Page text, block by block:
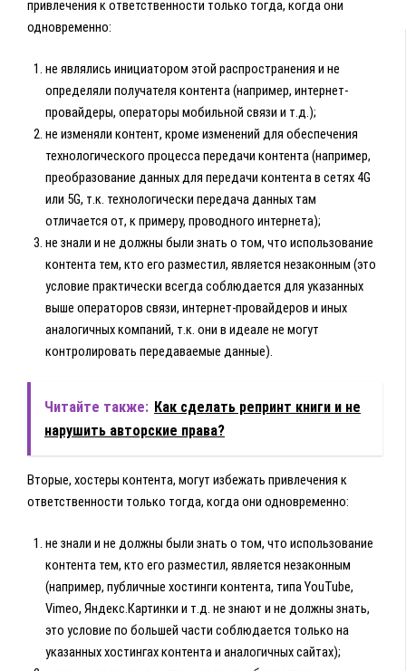
привлечения к ответственности только тогда, когда они
одновременно:
не являлись инициатором этой распространения и не
определяли получателя контента (например, интернет-
провайдеры, операторы мобильной связи и т.д.);
не изменяли контент, кроме изменений для обеспечения
технологического процесса передачи контента (например,
преобразование данных для передачи контента в сетях 4G
или 5G, т.к. технологически передача данных там
отличается от, к примеру, проводного интернета);
не знали и не должны были знать о том, что использование
контента тем, кто его разместил, является незаконным (это
условие практически всегда соблюдается для указанных
выше операторов связи, интернет-провайдеров и иных
аналогичных компаний, т.к. они в идеале не могут
контролировать передаваемые данные).
Читайте также: Как сделать репринт книги и не
нарушить авторские права?
Вторые, хостеры контента, могут избежать привлечения к
ответственности только тогда, когда они одновременно:
не знали и не должны были знать о том, что использование
контента тем, кто его разместил, является незаконным
(например, публичные хостинги контента, типа YouTube,
Vimeo, Яндекс.Картинки и т.д. не знают и не должны знать,
это условие по большей части соблюдается только на
указанных хостингах контента и аналогичных сайтах);